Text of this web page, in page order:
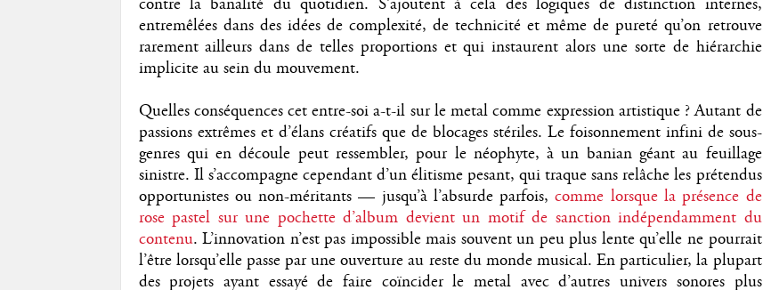
entremêlées dans des idées de complexité, de technicité et même de pureté qu’on retrouve
rarement ailleurs dans de telles proportions et qui instaurent alors une sorte de hiérarchie
implicite au sein du mouvement.
Quelles conséquences cet entre-soi a-t-il sur le metal comme expression artistique ? Autant de
passions extrêmes et d’élans créatifs que de blocages stériles. Le foisonnement infini de sous-
genres qui en découle peut ressembler, pour le néophyte, à un banian géant au feuillage
sinistre. Il s’accompagne cependant d’un élitisme pesant, qui traque sans relâche les prétendus
opportunistes ou non-méritants — jusqu’à l’absurde parfois,comme lorsque la présence de
rose pastel sur une pochette d’album devient un motif de sanction indépendamment du
contenu. L’innovation n’est pas impossible mais souvent un peu plus lente qu’elle ne pourrait
l’être lorsqu’elle passe par une ouverture au reste du monde musical. En particulier, la plupart
des projets ayant essayé de faire coïncider le metal avec d’autres univers sonores plus